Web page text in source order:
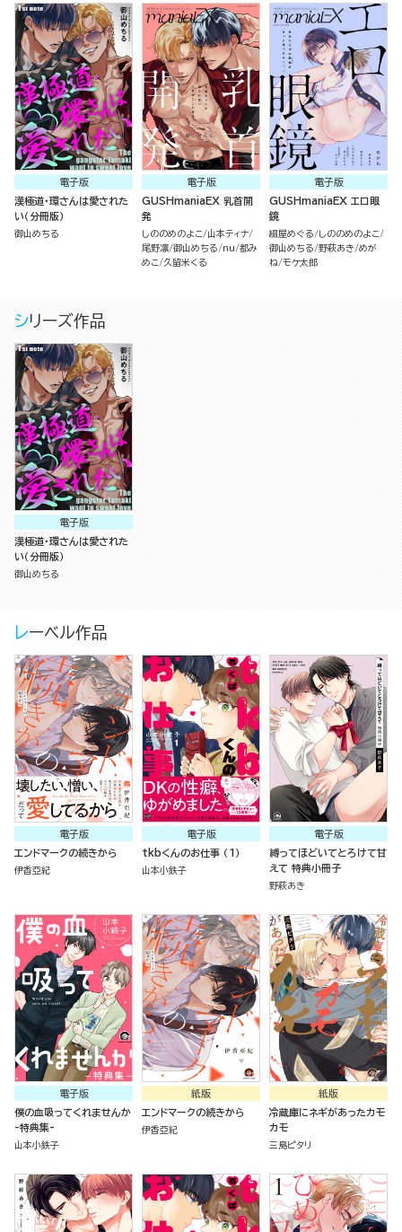
電子版
漢極道・環さんは愛された
い（分冊版）
御山めちる
電子版
GUSHmaniaEX 乳首開
発
しののめのよこ
山本ティナ
尾野凛 御山めちる nu 都み
めこ
久留米くる
電子版
GUSHmaniaEX エロ眼
鏡
綴屋めぐる
しののめのよこ
御山めちる 野萩あき めが
ね モケ太郎
シリーズ作品
電子版
漢極道・環さんは愛された
い（分冊版）
御山めちる
レーベル作品
電子版
エンドマークの続きから
伊香亞紀
電子版
tkbくんのお仕事 （1）
山本小鉄子
電子版
縛ってほどいてとろけて甘
えて 特典小冊子
野萩あき
電子版
僕の血吸ってくれませんか
-特典集-
山本小鉄子
紙版
エンドマークの続きから
伊香亞紀
紙版
冷蔵庫にネギがあったカモ
カモ
三島ピタリ